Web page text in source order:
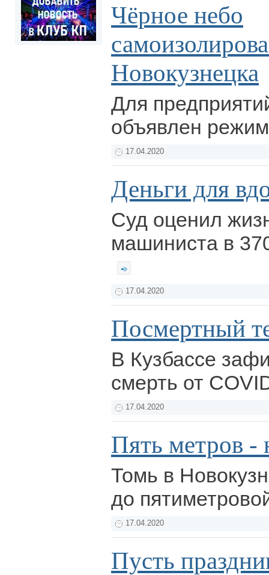
Чёрное небо
Новокузнецка
Для
объявлен
17.04.2020
Деньги для
Суд оценил
машиниста в
17.04.2020
Посмертный
В Кузбассе
смерть от
17.04.2020
Пять метров -
Томь в
до
17.04.2020
Пусть